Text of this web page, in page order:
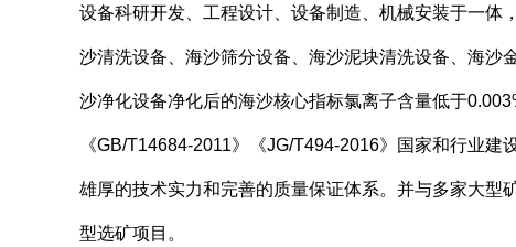
设备科研开发、工程设计、设备制造、机械安装于一体
沙清洗设备、海沙筛分设备、海沙泥块清洗设备、海沙
沙净化设备净化后的海沙核心指标氯离子含量低于
《GB/T14684-2011》《JG/T494-2016》国家和行业建
雄厚的技术实力和完善的质量保证体系。并与多家大型
型选矿项目。